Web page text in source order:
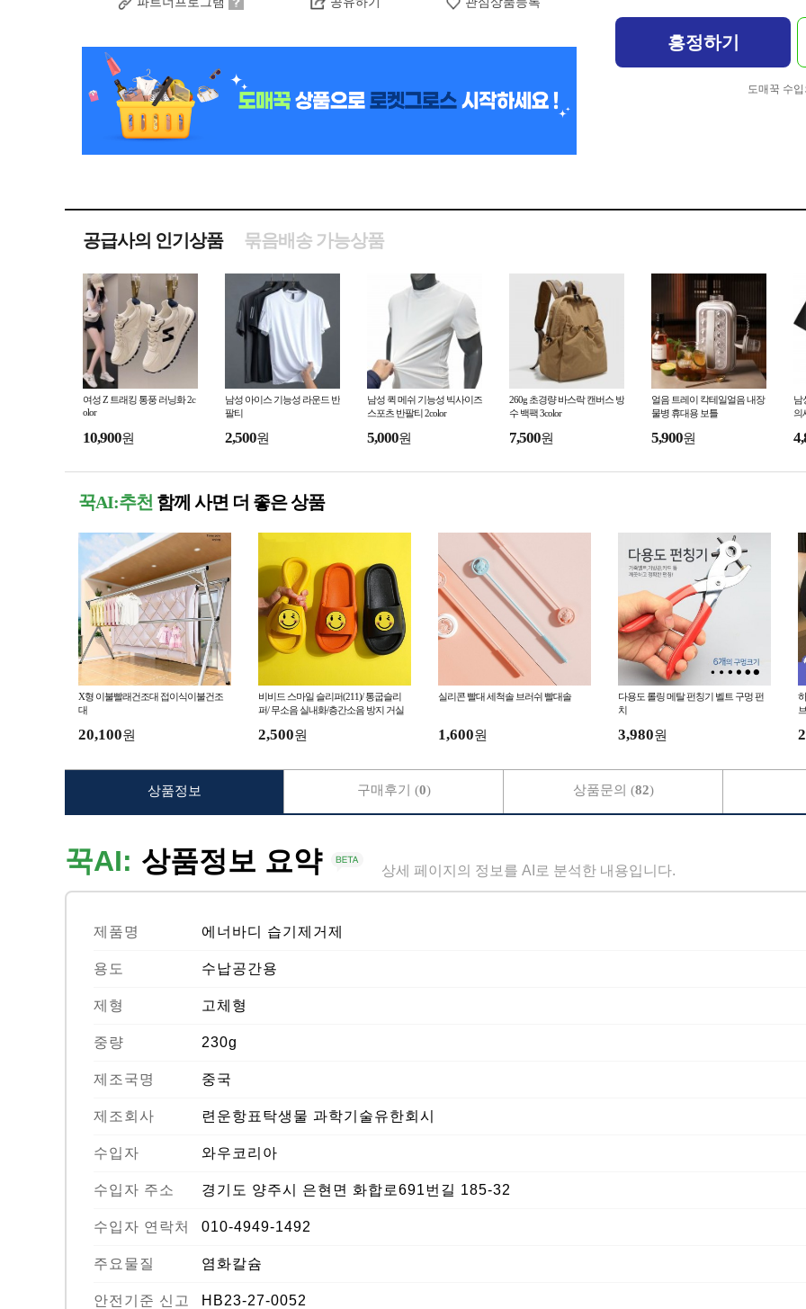
흥정하기
도매꾹 수
공급사의 인기상품 묶음배송 가능상품
여성 Z 트래킹 통풍 러닝화 2c
olor
10,900원
남성 아이스 기능성 라운드 반
팔티
2,500원
남성 퀵 메쉬 기능성 빅사이즈
스포츠 반팔티 2color
5,000원
260g 초경량 바스락 캔버스 방
수 백팩 3color
7,500원
얼음 트레이 칵테일얼음 내장
물병 휴대용 보틀
5,900원
남
의
꾹AI:추천 함께 사면 더 좋은 상품
X형 이불빨래건조대 접이식이불건조
대
20,100원
비비드 스마일 슬리퍼(211)/ 통굽슬리
퍼/ 무소음 실내화/층간소음 방지 거실
2,500원
실리콘 빨대 세척솔 브러쉬 빨대솔
1,600원
다용도 롤링 메탈 펀칭기 벨트 구멍 펀
치
3,980원
꾹AI: 상품정보 요약 상세 페이지의 정보를 AI로 분석한 내용입니다.
제품명 에너바디 습기제거제
용도 수납공간용
제형 고체형
중량 230g
제조국명 중국
제조회사 련운항표탁생물 과학기술유한회시
수입자 와우코리아
수입자 주소 경기도 양주시 은현면 화합로691번길 185-32
수입자 연락처 010-4949-1492
주요물질 염화칼슘
안전기준 신고
HB23-27-0052
상품정보 구매후기 (0) 상품문의 (82)